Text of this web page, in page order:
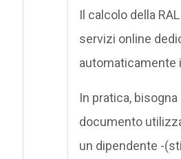
Il calcolo della
servizi online
automaticamente
In pratica,
documento
un dipendente -